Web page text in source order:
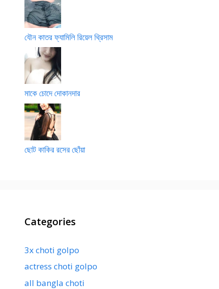
যৌন কাতর ফ্যামিলি রিয়েল থ্রিসাম
মাকে চোদে দোকানদার
ছোট কাকির রসের ছোঁয়া
Categories
3x choti golpo
actress choti golpo
all bangla choti